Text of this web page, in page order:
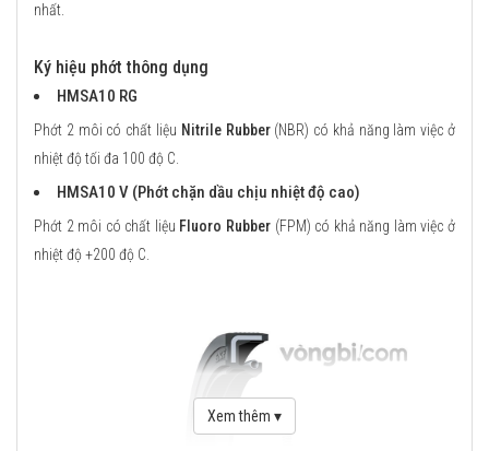
nhất.
Ký hiệu phớt thông dụng
HMSA10 RG
Phớt 2 môi có chất liệu Nitrile Rubber(NBR) có khả năng làm việc ở
nhiệt độ tối đa 100 độ C.
HMSA10 V (Phớt chặn dầu chịu nhiệt độ cao)
Phớt 2 môi có chất liệu Fluoro Rubber (FPM) có khả năng làm việc ở
nhiệt độ +200 độ C.
Xem thêm ▾